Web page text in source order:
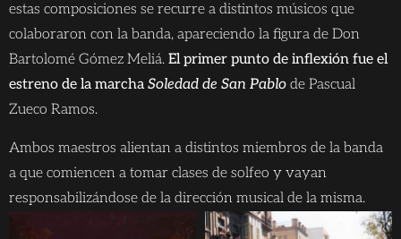
estas composiciones se recurre a distintos músicos que
colaboraron con la banda, apareciendo la figura de Don
Bartolomé Gómez Meliá. El primer punto de inflexión fue el
estreno de la marcha Soledad de San Pablo de Pascual
Zueco Ramos.
Ambos maestros alientan a distintos miembros de la banda
a que comiencen a tomar clases de solfeo y vayan
responsabilizándose de la dirección musical de la misma.